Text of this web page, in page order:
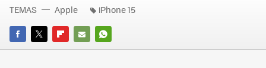
FACEBOOK
TWITTERFLIPBOARD
E-
WHATSAPP
TEMAS Apple iPhone 15